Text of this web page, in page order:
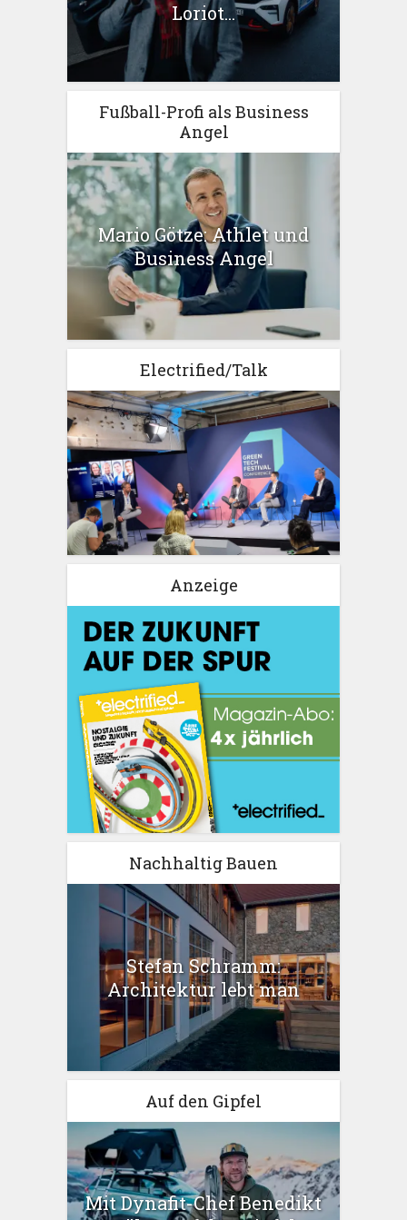
Loriot...
Fußball-Profi als Business
Angel
Mario Götze: Athlet und
Business Angel
Electrified/Talk
Anzeige
Nachhaltig Bauen
Stefan Schramm:
Architektur lebt man
Auf den Gipfel
Mit Dynafit-Chef Benedikt